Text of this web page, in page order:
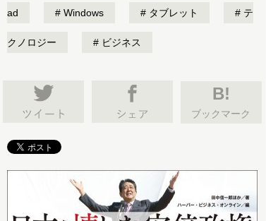
ad Windows タブレット テ
クノロジー ビジネス
B!
ブックマーク